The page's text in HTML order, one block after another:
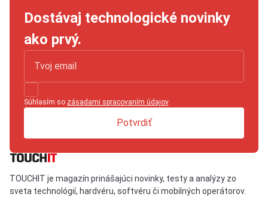
Dostávaj technologické novinky
ako prvý.
Súhlasím so zásadami spracovaním údajov.
Potvrdiť
TOUCHIT je magazín prinášajúci novinky, testy a analýzy zo
sveta technológií, hardvéru, softvéru či mobilných operátorov.